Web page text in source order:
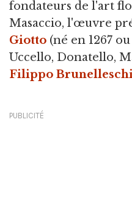
fondateurs de l'art
Masaccio, l'œuvre
Giotto (né en 1267
Uccello, Donatello,
Filippo
PUBLICITÉ